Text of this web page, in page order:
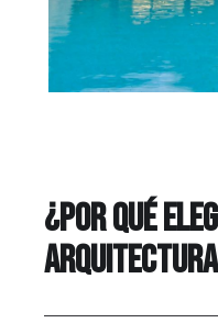
¿Por qué